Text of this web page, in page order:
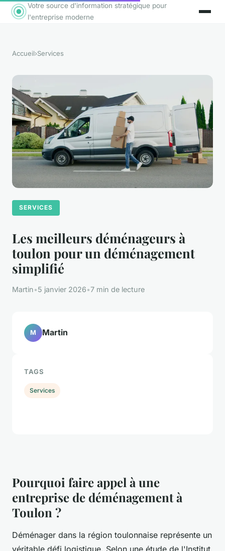
Votre source d'information stratégique pour
l'entreprise moderne
Accueil›Services
SERVICES
Les meilleurs déménageurs à
toulon pour un déménagement
simplifié
Martin•5 janvier 2026•7 min de lecture
Pourquoi faire appel à une
entreprise de déménagement à
Toulon ?
Déménager dans la région toulonnaise représente un
M Martin
TAGS
Services